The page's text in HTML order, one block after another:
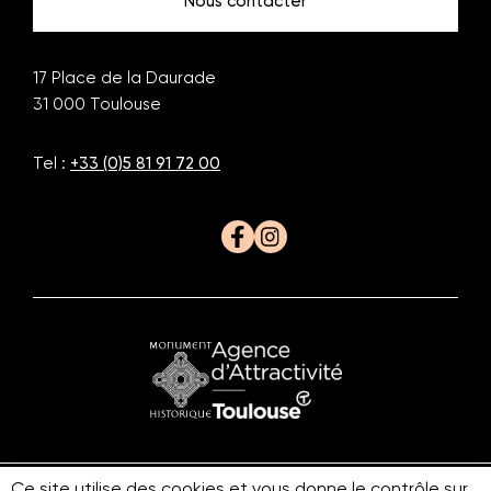
17 Place de la Daurade
31 000 Toulouse
Tel : +33 (0)5 81 91 72 00
FacebookInstagram
Tourisme